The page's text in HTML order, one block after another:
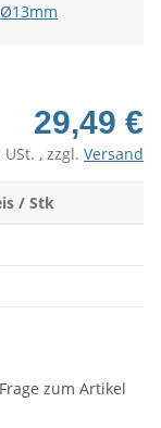
29,49 €
, zzgl. Versand
/ Stk
Frage zum Artikel